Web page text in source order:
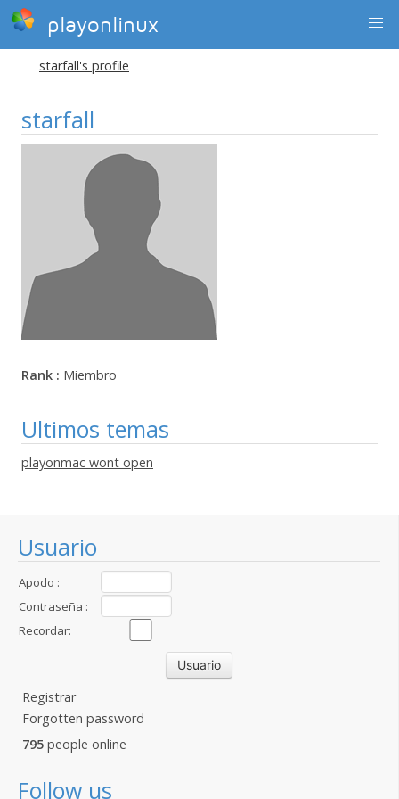
playonlinux
Usuario
Apodo :
Contraseña :
Recordar:
Registrar
Forgotten password
795 people online
Follow us
starfall's profile
starfall
Rank : Miembro
Ultimos temas
playonmac wont open